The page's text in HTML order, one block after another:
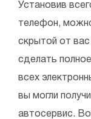
Установив
телефон,
скрытой от
сделать
всех
вы могли
автосервис.